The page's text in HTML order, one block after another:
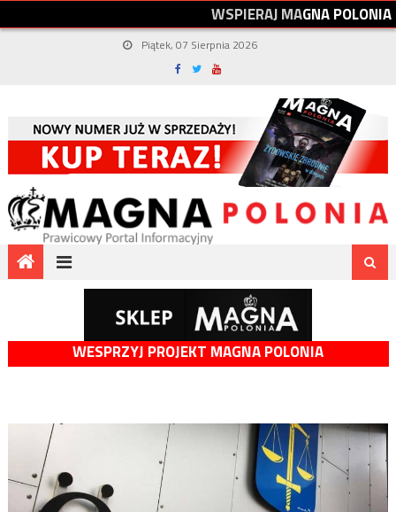
WSPIERAJMAGNAPOLONIA
Piątek, 07 Sierpnia 2026
WESPRZYJ PROJEKT MAGNA POLONIA